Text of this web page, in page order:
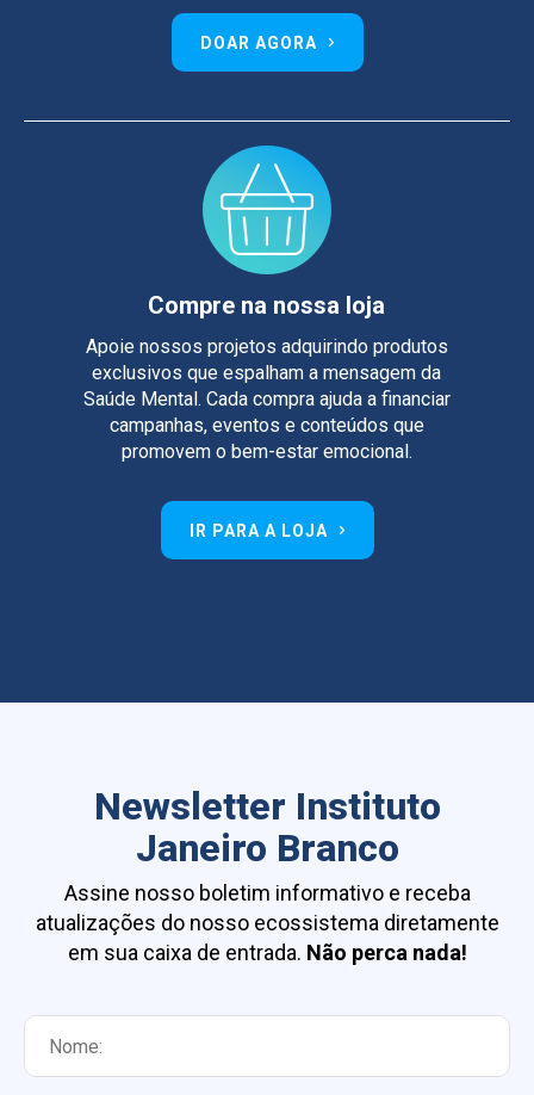
DOAR AGORA
Compre na nossa loja
Apoie nossos projetos adquirindo produtos
exclusivos que espalham a mensagem da
Saúde Mental. Cada compra ajuda a financiar
campanhas, eventos e conteúdos que
promovem o bem-estar emocional.
IR PARA A LOJA
Newsletter Instituto
Janeiro Branco
Assine nosso boletim informativo e receba
atualizações do nosso ecossistema diretamente
em sua caixa de entrada. Não perca nada!